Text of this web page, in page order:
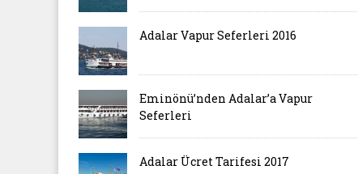
Adalar Vapur Seferleri 2016
Eminönü’nden Adalar’a Vapur
Seferleri
Adalar Ücret Tarifesi 2017